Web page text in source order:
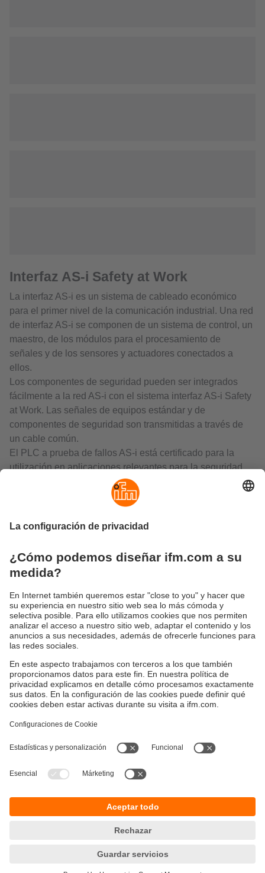
Interfaz AS-i Safety at Work
La interfaz AS-i es un sistema de cableado económico
para el primer nivel de la comunicación industrial. Una red
de interfaz AS-i se componen de un sistema de control, un
maestro, de los módulos para el procesamiento de
señales y de los sensores y actuadores conectados a
ellos.
Los componentes de seguridad pueden ser integrados
fácilmente a la red AS-i con el sistema interfaz AS-i Safety
at Work. Las señales de equipos estándar y de
componentes de seguridad son transmitidas a través de
un cable común.
El PLC a prueba de fallos AS-i está certificado para la
utilización en aplicaciones relevantes para la seguridad
Los monitores de seguridad AS-i se utilizan en un sistema
AS-i para supervisar equipos de protección. Estos
supervisan las secuencias de código que deben
telegrama o de tiempos rebasados, el monitor activa el
estado seguro en la instalación.
estados de conmutación relevantes para la seguridad, p.
ej., en pulsadores de PARADA DE EMERGENCIA de 1 o
2 canales, detectores de posición o contactos en puerta.
Con el nuevo módulo de entrada de seguridad se pueden
integrar en el sistema AS-i componentes relevantes para
la seguridad sin interfaz AS-i integrada.
Sostenibilidad
Política de garantía
Sedes (EN)
Responsible Disclosure
Providencia